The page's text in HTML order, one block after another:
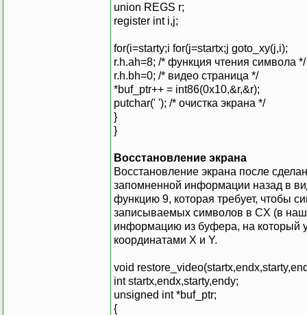
union REGS r;
register int i,j;
for(i=starty;i for(j=startx;j goto_xy(j,i);
r.h.ah=8; /* функция чтения символа */
r.h.bh=0; /* видео страница */
*buf_ptr++ = int86(0x10,&r,&r);
putchar(' '); /* очистка экрана */
}
}
Восстановление экрана
Восстановление экрана после
запомненной информации назад в
функцию 9, которая требует, чтобы
записываемых символов в CX (в
информацию из буфера, на который
координатами X и Y.
void
int startx,endx,starty,endy;
unsigned int *buf_ptr;
{